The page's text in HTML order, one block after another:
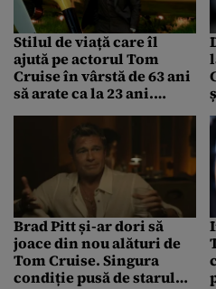
Stilul de viață care îl
ajută pe actorul Tom
Cruise în vârstă de 63 ani
să arate ca la 23 ani.
la sală de la 5:30
dimineața
Brad Pitt și-ar dori să
joace din nou alături de
Tom Cruise. Singura
condiție pusă de starul